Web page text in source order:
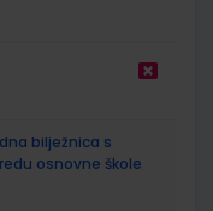
bilježnica s
osnovne škole